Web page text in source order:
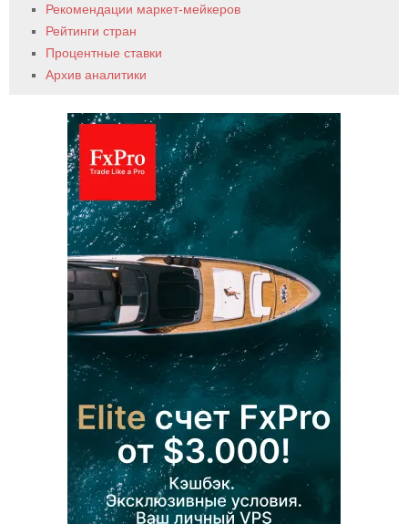
Рекомендации маркет-мейкеров
Рейтинги стран
Процентные ставки
Архив аналитики